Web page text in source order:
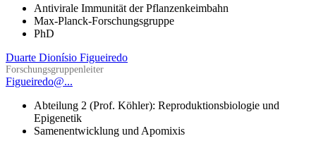
Antivirale Immunität der Pflanzenkeimbahn
Max-Planck-Forschungsgruppe
PhD
Duarte Dionísio Figueiredo
Forschungsgruppenleiter
Figueiredo@...
Abteilung 2 (Prof. Köhler): Reproduktionsbiologie und
Epigenetik
Samenentwicklung und Apomixis